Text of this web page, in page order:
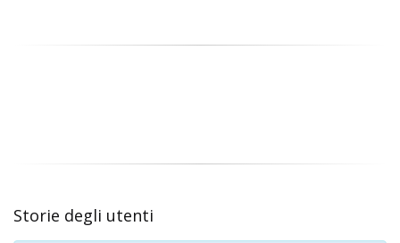
Storie degli utenti